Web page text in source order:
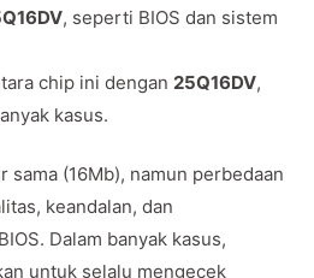
, seperti BIOS dan sistem
chip ini dengan 25Q16DV,
kasus.
(16Mb), namun perbedaan
keandalan, dan
Dalam banyak kasus,
untuk selalu mengecek